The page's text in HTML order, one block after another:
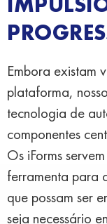
Embora existam
plataforma,
tecnologia de
componentes
Os iForms
ferramenta para
que possam ser
seja necessário